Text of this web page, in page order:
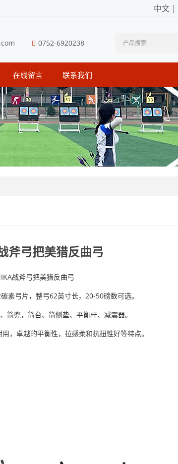
中文 |
0752-6920238
在线留言 联系我们
斧弓把美猎反曲弓
战斧弓把美猎反曲弓
素弓片， 整弓62英寸长， 20-50磅数可选。
箭兜，箭台、箭侧垫、平衡杆、减震器。
， 卓越的平衡性，拉感柔和抗扭性好等特点。